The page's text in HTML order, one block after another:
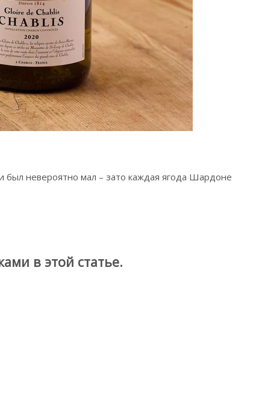
был невероятно мал – зато каждая ягода Шардоне
в этой статье.